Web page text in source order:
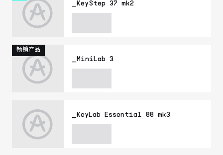
_KeyStep 37 mk2
畅销产品
_MiniLab 3
_KeyLab Essential 88 mk3